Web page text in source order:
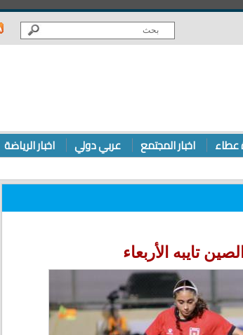
عطاء اخبار المجتمع عربي دولي اخبار الرياضة
تايبه الأربعاء